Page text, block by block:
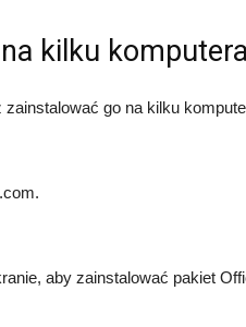
kilku
go na kilku
aby zainstalować pakiet